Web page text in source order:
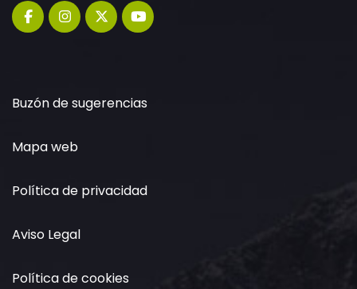
Buzón de sugerencias
Mapa web
Política de privacidad
Aviso Legal
Política de cookies